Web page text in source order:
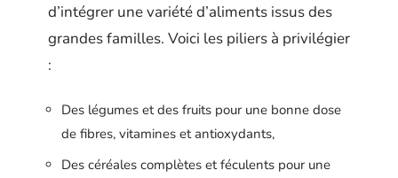
d’intégrer une variété d’aliments issus des
grandes familles. Voici les piliers à privilégier
:
Des légumes et des fruits pour une bonne dose
de fibres, vitamines et antioxydants,
Des céréales complètes et féculents pour une